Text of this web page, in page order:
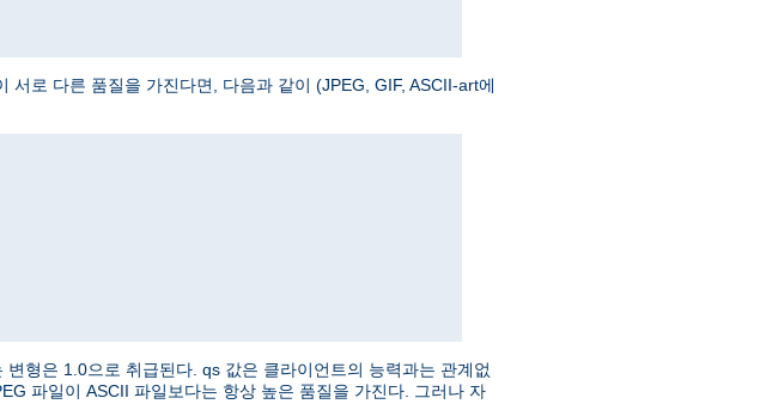
로 다른 품질을 가진다면, 다음과 같이 (JPEG, GIF, ASCII-art에
형은 1.0으로 취급된다. qs 값은 클라이언트의 능력과는 관계없
파일이 ASCII 파일보다는 항상 높은 품질을 가진다. 그러나 자